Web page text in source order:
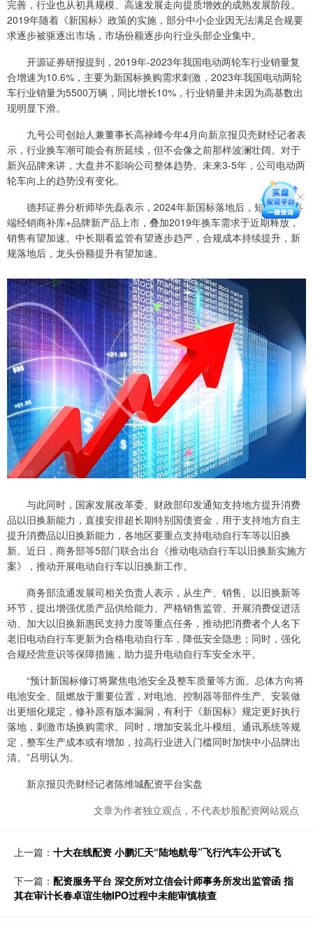
完善，行业也从初具规模、高速发展走向提质增效的成熟发展阶段。
2019年随着《新国标》政策的实施，部分中小企业因无法满足合规要
求逐步被驱逐出市场，市场份额逐步向行业头部企业集中。
开源证券研报提到，2019年-2023年我国电动两轮车行业销量复
合增速为10.6%，主要为新国标换购需求刺激，2023年我国电动两轮
车行业销量为5500万辆，同比增长10%，行业销量并未因为高基数出
现明显下滑。
九号公司创始人兼董事长高禄峰今年4月向新京报贝壳财经记者表
示，行业换车潮可能会有所延续，但不会像之前那样波澜壮阔。对于
新兴品牌来讲，大盘并不影响公司整体趋势。未来3-5年，公司电动两
轮车向上的趋势没有变化。
德邦证券分析师毕先磊表示，2024年新国标落地后，短期看，终
端经销商补库+品牌新产品上市，叠加2019年换车需求于近期释放，
销售有望加速。中长期看监管有望逐步趋严，合规成本持续提升，新
规落地后，龙头份额提升有望加速。
与此同时，国家发展改革委、财政部印发通知支持地方提升消费
品以旧换新能力，直接安排超长期特别国债资金，用于支持地方自主
提升消费品以旧换新能力，各地区要重点支持电动自行车等以旧换
新。近日，商务部等5部门联合出台《推动电动自行车以旧换新实施方
案》，推动开展电动自行车以旧换新工作。
商务部流通发展司相关负责人表示，从生产、销售、以旧换新等
环节，提出增强优质产品供给能力、严格销售监管、开展消费促进活
动、加大以旧换新惠民支持力度等重点任务，推动把消费者个人名下
老旧电动自行车更新为合格电动自行车，降低安全隐患；同时，强化
合规经营意识等保障措施，助力提升电动自行车安全水平。
“预计新国标修订将聚焦电池安全及整车质量等方面。总体方向将
电池安全、阻燃放于重要位置，对电池、控制器等部件生产、安装做
出更细化规定，修补原有版本漏洞，有利于《新国标》规定更好执行
落地，刺激市场换购需求。同时，增加安装北斗模组、通讯系统等规
定，整车生产成本或有增加，拉高行业进入门槛同时加快中小品牌出
清。”吕明认为。
新京报贝壳财经记者陈维城配资平台实盘
文章为作者独立观点，不代表炒股配资网站观点
上一篇： 十大在线配资 小鹏汇天“陆地航母”飞行汽车公开试飞
下一篇： 配资服务平台 深交所对立信会计师事务所发出监管函 指
其在审计长春卓谊生物IPO过程中未能审慎核查